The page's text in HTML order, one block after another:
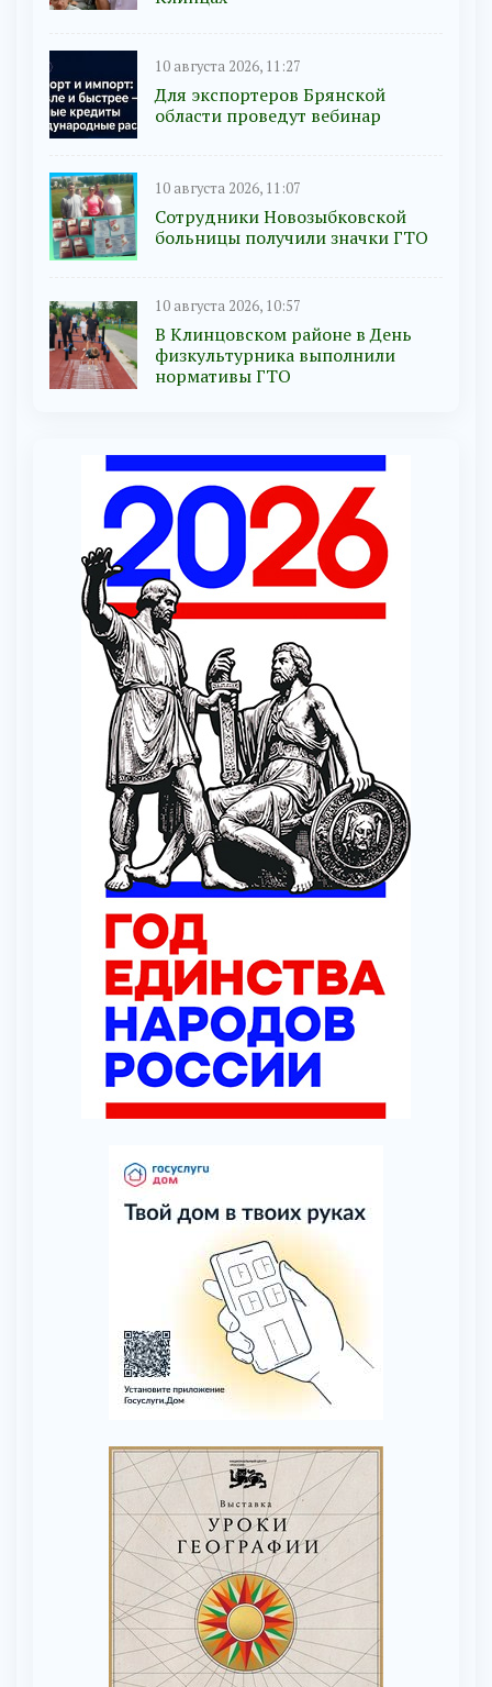
10 августа 2026, 11:27
Для экспортеров Брянской
области проведут вебинар
10 августа 2026, 11:07
Сотрудники Новозыбковской
больницы получили значки ГТО
10 августа 2026, 10:57
В Клинцовском районе в День
физкультурника выполнили
нормативы ГТО